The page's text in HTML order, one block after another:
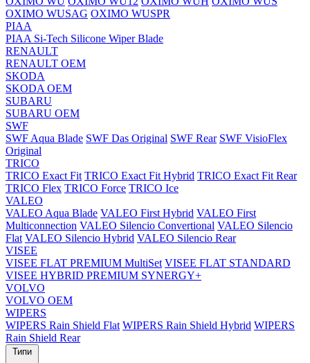
OXIMO WUSAG OXIMO WUSPR
PIAA
PIAA Si-Tech Silicone Wiper Blade
RENAULT
RENAULT OEM
SKODA
SKODA OEM
SUBARU
SUBARU OEM
SWF
SWF Aqua Blade SWF Das Original SWF Rear SWF VisioFlex
Original
TRICO
TRICO Exact Fit TRICO Exact Fit Hybrid TRICO Exact Fit Rear
TRICO Flex TRICO Force TRICO Ice
VALEO
VALEO Aqua Blade VALEO First Hybrid VALEO First
Multiconnection VALEO Silencio Convertional VALEO Silencio
Flat VALEO Silencio Hybrid VALEO Silencio Rear
VISEE
VISEE FLAT PREMIUM MultiSet VISEE FLAT STANDARD
VISEE HYBRID PREMIUM SYNERGY+
VOLVO
VOLVO OEM
WIPERS
WIPERS Rain Shield Flat WIPERS Rain Shield Hybrid WIPERS
Rain Shield Rear
Типи